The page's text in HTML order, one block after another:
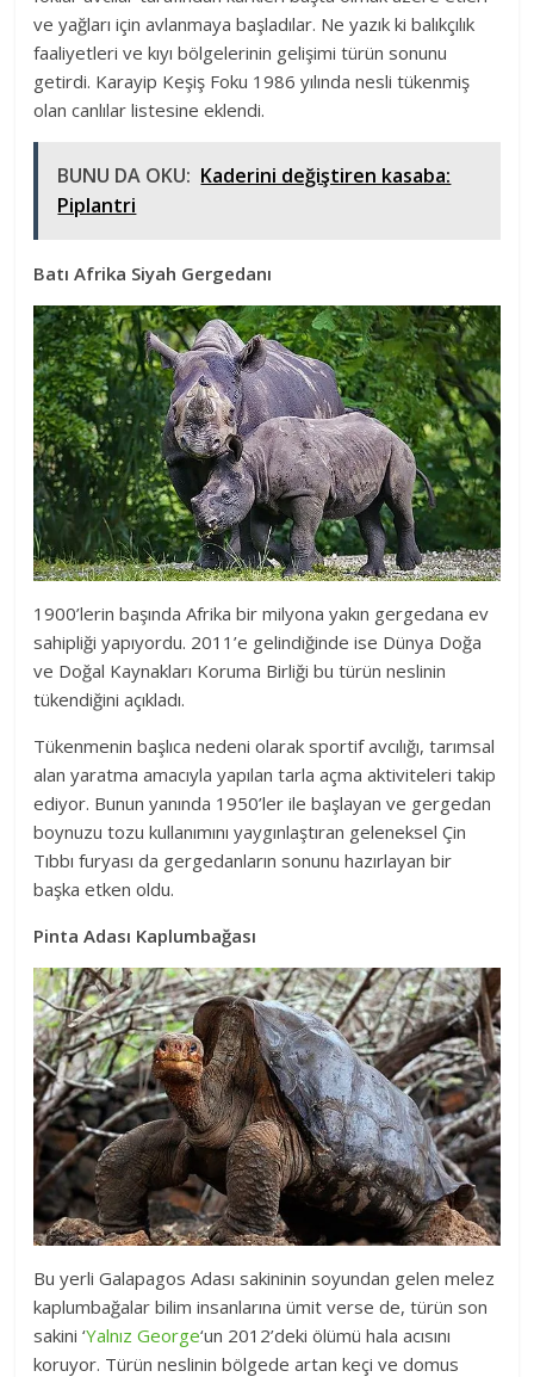
ve yağları için avlanmaya başladılar. Ne yazık ki balıkçılık
faaliyetleri ve kıyı bölgelerinin gelişimi türün sonunu
getirdi. Karayip Keşiş Foku 1986 yılında nesli tükenmiş
olan canlılar listesine eklendi.
BUNU DA OKU: Kaderini değiştiren kasaba:
Piplantri
Batı Afrika Siyah Gergedanı
1900’lerin başında Afrika bir milyona yakın gergedana ev
sahipliği yapıyordu. 2011’e gelindiğinde ise Dünya Doğa
ve Doğal Kaynakları Koruma Birliği bu türün neslinin
tükendiğini açıkladı.
Tükenmenin başlıca nedeni olarak sportif avcılığı, tarımsal
alan yaratma amacıyla yapılan tarla açma aktiviteleri takip
ediyor. Bunun yanında 1950’ler ile başlayan ve gergedan
boynuzu tozu kullanımını yaygınlaştıran geleneksel Çin
Tıbbı furyası da gergedanların sonunu hazırlayan bir
başka etken oldu.
Pinta Adası Kaplumbağası
Bu yerli Galapagos Adası sakininin soyundan gelen melez
kaplumbağalar bilim insanlarına ümit verse de, türün son
sakini ‘Yalnız George‘un 2012’deki ölümü hala acısını
koruyor. Türün neslinin bölgede artan keçi ve domus